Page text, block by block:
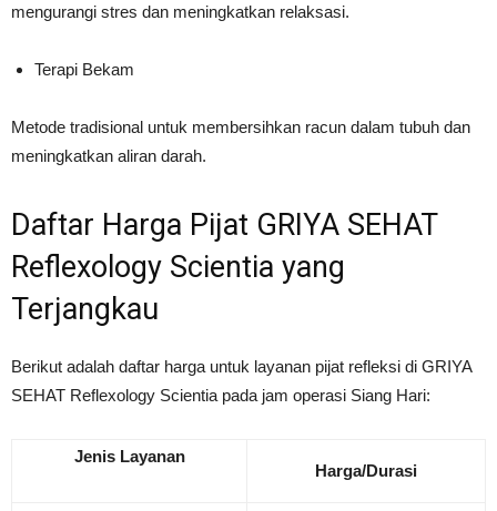
mengurangi stres dan meningkatkan relaksasi.
Terapi Bekam
Metode tradisional untuk membersihkan racun dalam tubuh dan
meningkatkan aliran darah.
Daftar Harga Pijat GRIYA SEHAT
Reflexology Scientia yang
Terjangkau
Berikut adalah daftar harga untuk layanan pijat refleksi di GRIYA
SEHAT Reflexology Scientia pada jam operasi Siang Hari:
Jenis Layanan
Harga/Durasi